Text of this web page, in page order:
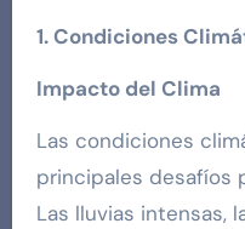
1. Condiciones
Impacto del Clima
Las condiciones
principales desafíos
Las lluvias intensas,